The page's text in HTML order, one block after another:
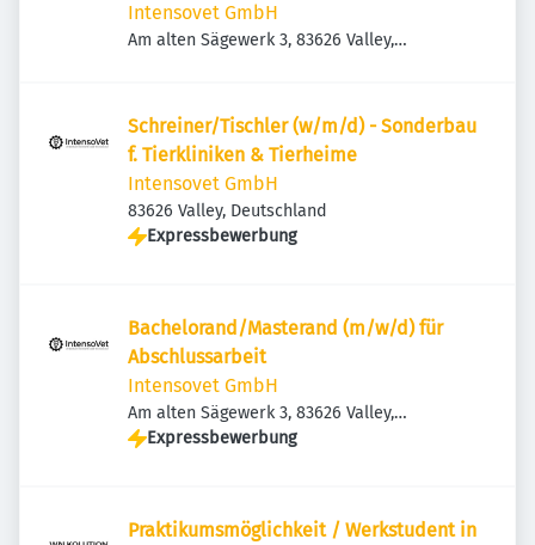
Intensovet GmbH
Am alten Sägewerk 3, 83626 Valley,
Schreiner/Tischler (w/m/d) - Sonderbau
f. Tierkliniken & Tierheime
Intensovet GmbH
83626 Valley, Deutschland
Expressbewerbung
Bachelorand/Masterand (m/w/d) für
Abschlussarbeit
Intensovet GmbH
Am alten Sägewerk 3, 83626 Valley,
Deutschland
Expressbewerbung
Praktikumsmöglichkeit / Werkstudent in